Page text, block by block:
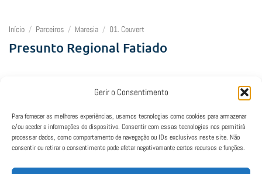
Gerir o Consentimento
Para fornecer as melhores experiências, usamos tecnologias como cookies para armazenar
e/ou aceder a informações do dispositivo. Consentir com essas tecnologias nos permitirá
processar dados, como comportamento de navegação ou IDs exclusivos neste site. Não
consentir ou retirar o consentimento pode afetar negativamante certos recursos e funções.
Início / Parceiros / Maresia / 01. Couvert
Presunto Regional Fatiado